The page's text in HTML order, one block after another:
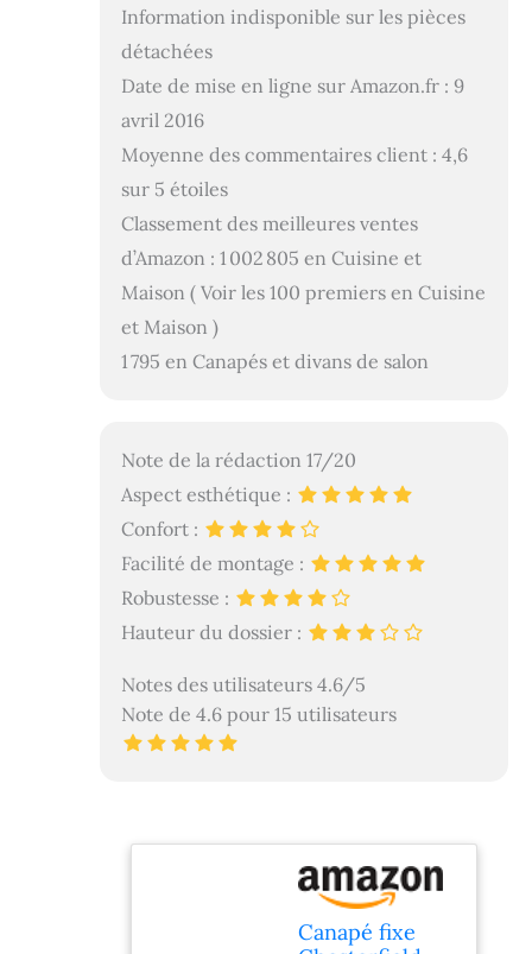
Information indisponible sur les pièces
détachées
Date de mise en ligne sur Amazon.fr : 9
avril 2016
Moyenne des commentaires client : 4,6
sur 5 étoiles
Classement des meilleures ventes
d’Amazon : 1 002 805 en Cuisine et
Maison ( Voir les 100 premiers en Cuisine
et Maison )
1 795 en Canapés et divans de salon
Note de la rédaction 17/20
Aspect esthétique :
Confort :
Facilité de montage :
Robustesse :
Hauteur du dossier :
Notes des utilisateurs 4.6/5
Note de 4.6 pour 15 utilisateurs
Canapé fixe